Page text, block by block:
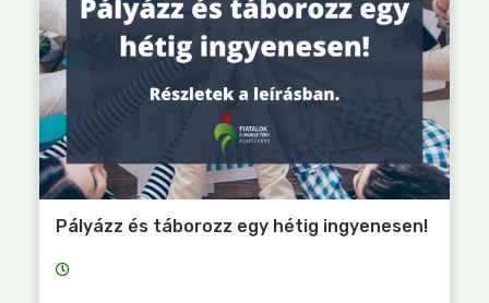
Pályázz és táborozz egy hétig ingyenesen!